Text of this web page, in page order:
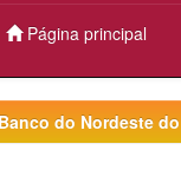
Página principal
do Nordeste